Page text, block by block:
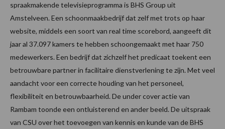
spraakmakende televisieprogramma is BHS Group uit
Amstelveen. Een schoonmaakbedrijf dat zelf met trots op haar
website, middels een soort van real time scorebord, aangeeft dit
jaar al 37.097 kamers te hebben schoongemaakt met haar 750
medewerkers. Een bedrijf dat zichzelf het predicaat toekent een
betrouwbare partner in facilitaire dienstverlening te zijn. Met veel
aandacht voor een correcte houding van het personeel,
flexibiliteit en betrouwbaarheid. De under cover actie van
Rambam toonde een ontluisterend en ander beeld. De uitspraak
van CSU over het toevoegen van kennis en kunde van de BHS